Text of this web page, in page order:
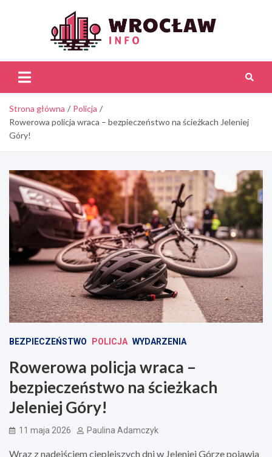
Strona główna
Policja
Rowerowa policja wraca – bezpieczeństwo na ścieżkach Jeleniej
Góry!
BEZPIECZEŃSTWO POLICJA WYDARZENIA
Rowerowa policja wraca –
bezpieczeństwo na ścieżkach
Jeleniej Góry!
11 maja 2026 Paulina Adamczyk
Wraz z nadejściem cieplejszych dni w Jeleniej Górze pojawia